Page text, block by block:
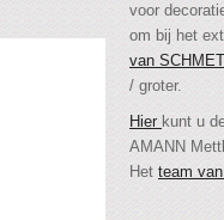
voor
om bij het
van
/ groter.
Hier kunt u
AMANN
Het team